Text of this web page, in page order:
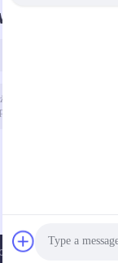
wiadomość
All Rights